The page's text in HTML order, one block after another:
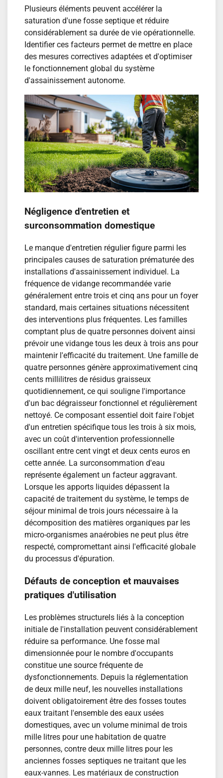
Plusieurs éléments peuvent accélérer la
saturation d'une fosse septique et réduire
considérablement sa durée de vie opérationnelle.
Identifier ces facteurs permet de mettre en place
des mesures correctives adaptées et d'optimiser
le fonctionnement global du système
d'assainissement autonome.
Négligence d'entretien et
surconsommation domestique
Le manque d'entretien régulier figure parmi les
principales causes de saturation prématurée des
installations d'assainissement individuel. La
fréquence de vidange recommandée varie
généralement entre trois et cinq ans pour un foyer
standard, mais certaines situations nécessitent
des interventions plus fréquentes. Les familles
comptant plus de quatre personnes doivent ainsi
prévoir une vidange tous les deux à trois ans pour
maintenir l'efficacité du traitement. Une famille de
quatre personnes génère approximativement cinq
cents millilitres de résidus graisseux
quotidiennement, ce qui souligne l'importance
d'un bac dégraisseur fonctionnel et régulièrement
nettoyé. Ce composant essentiel doit faire l'objet
d'un entretien spécifique tous les trois à six mois,
avec un coût d'intervention professionnelle
oscillant entre cent vingt et deux cents euros en
cette année. La surconsommation d'eau
représente également un facteur aggravant.
Lorsque les apports liquides dépassent la
capacité de traitement du système, le temps de
séjour minimal de trois jours nécessaire à la
décomposition des matières organiques par les
micro-organismes anaérobies ne peut plus être
respecté, compromettant ainsi l'efficacité globale
du processus d'épuration.
Défauts de conception et mauvaises
pratiques d'utilisation
Les problèmes structurels liés à la conception
initiale de l'installation peuvent considérablement
réduire sa performance. Une fosse mal
dimensionnée pour le nombre d'occupants
constitue une source fréquente de
dysfonctionnements. Depuis la réglementation
de deux mille neuf, les nouvelles installations
doivent obligatoirement être des fosses toutes
eaux traitant l'ensemble des eaux usées
domestiques, avec un volume minimal de trois
mille litres pour une habitation de quatre
personnes, contre deux mille litres pour les
anciennes fosses septiques ne traitant que les
eaux-vannes. Les matériaux de construction